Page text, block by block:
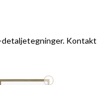
Kontakt